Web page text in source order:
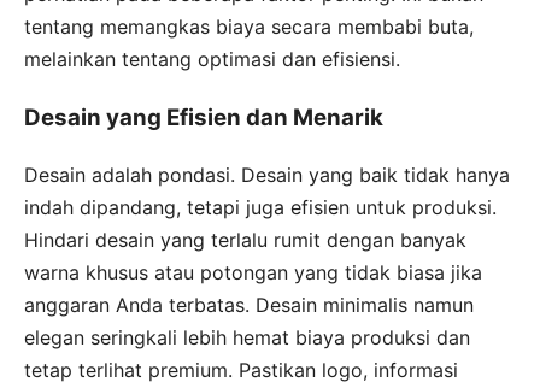
tentang memangkas biaya secara membabi buta,
melainkan tentang optimasi dan efisiensi.
Desain yang Efisien dan Menarik
Desain adalah pondasi. Desain yang baik tidak hanya
indah dipandang, tetapi juga efisien untuk produksi.
Hindari desain yang terlalu rumit dengan banyak
warna khusus atau potongan yang tidak biasa jika
anggaran Anda terbatas. Desain minimalis namun
elegan seringkali lebih hemat biaya produksi dan
tetap terlihat premium. Pastikan logo, informasi